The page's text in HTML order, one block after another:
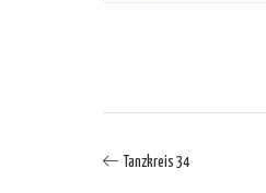
Tanzkreis 34